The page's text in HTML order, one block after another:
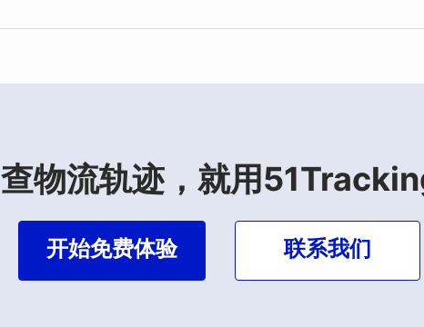
查物流轨迹，就用
开始免费体验 联系我们